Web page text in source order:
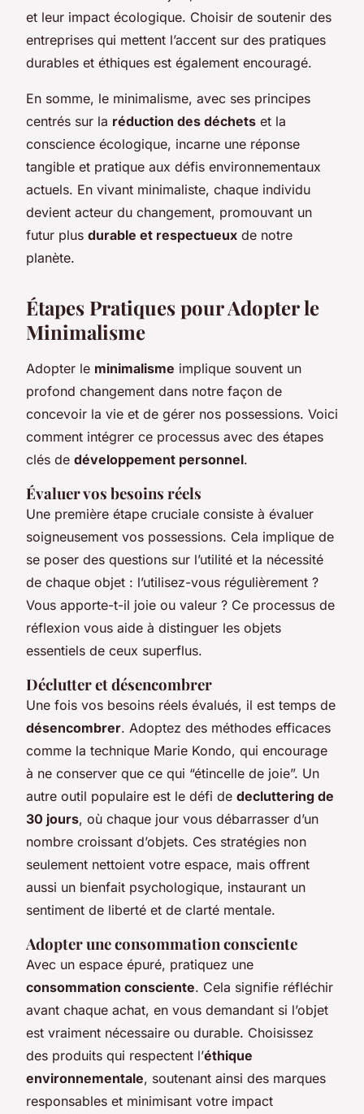
et leur impact écologique. Choisir de soutenir des
entreprises qui mettent l’accent sur des pratiques
durables et éthiques est également encouragé.
En somme, le minimalisme, avec ses principes
centrés sur la réduction des déchets et la
conscience écologique, incarne une réponse
tangible et pratique aux défis environnementaux
actuels. En vivant minimaliste, chaque individu
devient acteur du changement, promouvant un
futur plus durable et respectueux de notre
planète.
Étapes Pratiques pour Adopter le
Minimalisme
Adopter le minimalisme implique souvent un
profond changement dans notre façon de
concevoir la vie et de gérer nos possessions. Voici
comment intégrer ce processus avec des étapes
clés de développement personnel.
Évaluer vos besoins réels
Une première étape cruciale consiste à évaluer
soigneusement vos possessions. Cela implique de
se poser des questions sur l’utilité et la nécessité
de chaque objet : l’utilisez-vous régulièrement ?
Vous apporte-t-il joie ou valeur ? Ce processus de
réflexion vous aide à distinguer les objets
essentiels de ceux superflus.
Déclutter et désencombrer
Une fois vos besoins réels évalués, il est temps de
désencombrer. Adoptez des méthodes efficaces
comme la technique Marie Kondo, qui encourage
à ne conserver que ce qui “étincelle de joie”. Un
autre outil populaire est le défi de decluttering de
30 jours, où chaque jour vous débarrasser d’un
nombre croissant d’objets. Ces stratégies non
seulement nettoient votre espace, mais offrent
aussi un bienfait psychologique, instaurant un
sentiment de liberté et de clarté mentale.
Adopter une consommation consciente
Avec un espace épuré, pratiquez une
consommation consciente. Cela signifie réfléchir
avant chaque achat, en vous demandant si l’objet
est vraiment nécessaire ou durable. Choisissez
des produits qui respectent l’éthique
environnementale, soutenant ainsi des marques
responsables et minimisant votre impact